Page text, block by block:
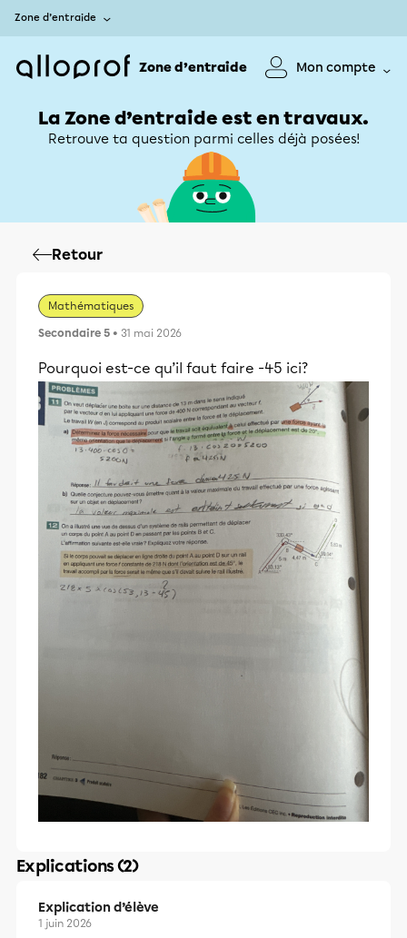
Zone d’entraide
Zone d’entraide Mon compte
La Zone d’entraide est en travaux.
Retrouve ta question parmi celles déjà posées!
Retour
Mathématiques
Secondaire 5 • 31 mai 2026
Pourquoi est-ce qu’il faut faire -45 ici?
Explications (2)
Explication d’élève
1 juin 2026